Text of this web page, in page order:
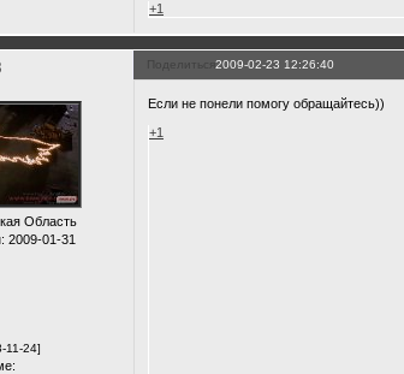
+1
Поделиться2009-02-23 12:26:40
Область
: 2009-01-31
11-24]
Если не понели помогу обращайтесь))
+1